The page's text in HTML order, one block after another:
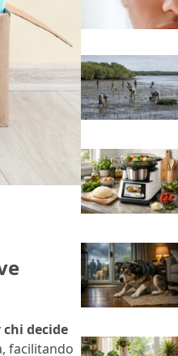
chi decide
facilitando